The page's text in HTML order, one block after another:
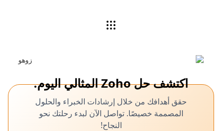
اكتشف حل Zoho المثالي اليوم.
حقق أهدافك من خلال إرشادات الخبراء والحلول
المصممة خصيصًا. تواصل الآن لبدء رحلتك نحو
النجاح!